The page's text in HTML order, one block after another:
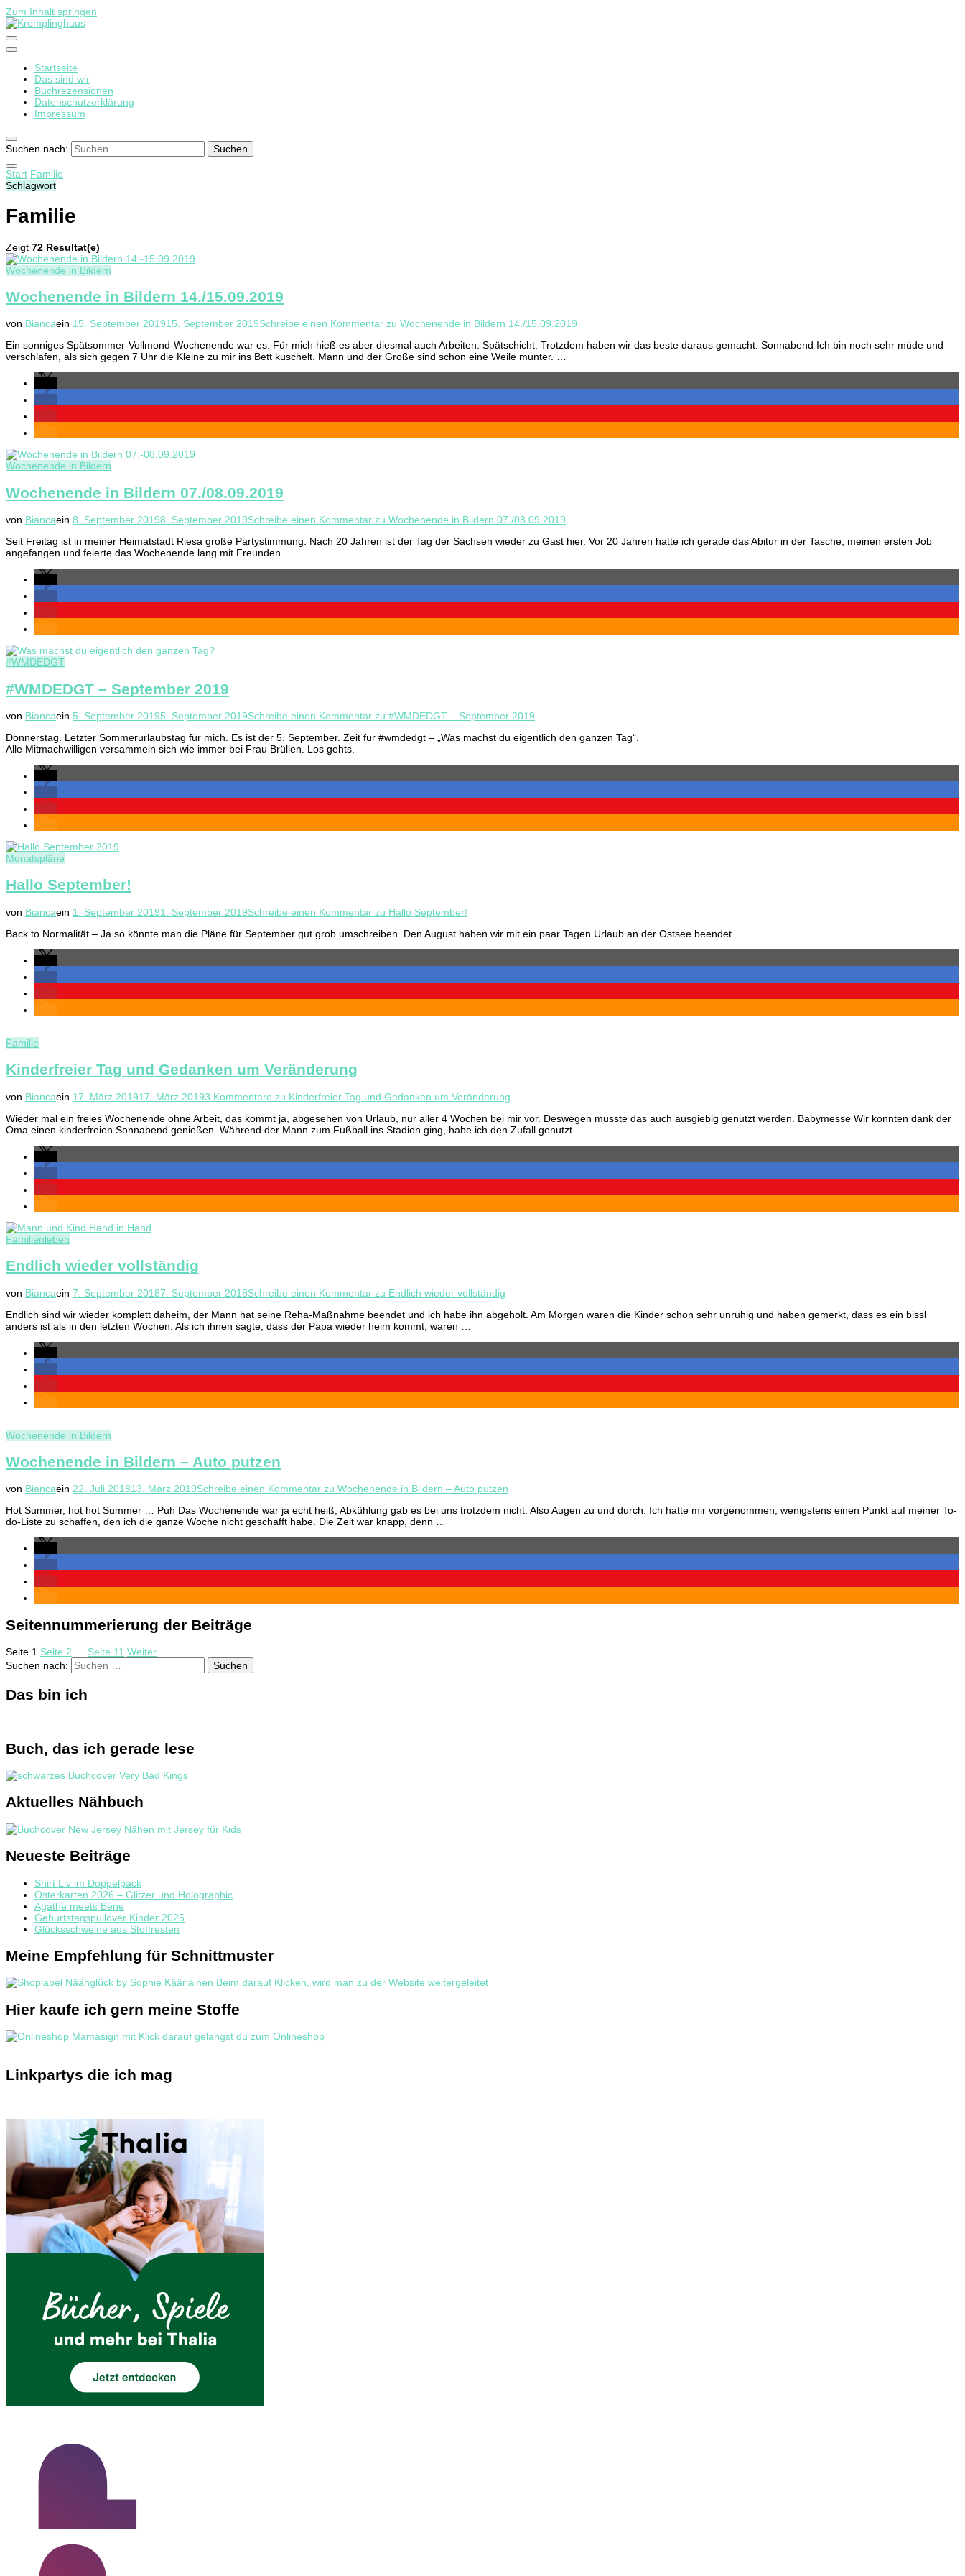
Zum Inhalt springen
Kremplinghaus
Startseite
Das sind wir
Buchrezensionen
Datenschutzerklärung
Impressum
Suchen nach:
Start Familie
Schlagwort
Familie
Zeigt 72 Resultat(e)
Wochenende in Bildern
Wochenende in Bildern 14./15.09.2019
von Biancaein 15. September 201915. September 2019Schreibe einen Kommentar zu Wochenende in Bildern 14./15.09.2019
Ein sonniges Spätsommer-Vollmond-Wochenende war es. Für mich hieß es aber diesmal auch Arbeiten. Spätschicht. Trotzdem haben wir das beste daraus gemacht. Sonnabend Ich bin noch sehr müde und
verschlafen, als sich gegen 7 Uhr die Kleine zu mir ins Bett kuschelt. Mann und der Große sind schon eine Weile munter. …
Wochenende in Bildern
Wochenende in Bildern 07./08.09.2019
von Biancaein 8. September 20198. September 2019Schreibe einen Kommentar zu Wochenende in Bildern 07./08.09.2019
Seit Freitag ist in meiner Heimatstadt Riesa große Partystimmung. Nach 20 Jahren ist der Tag der Sachsen wieder zu Gast hier. Vor 20 Jahren hatte ich gerade das Abitur in der Tasche, meinen ersten Job
angefangen und feierte das Wochenende lang mit Freunden.
#WMDEDGT
#WMDEDGT – September 2019
von Biancaein 5. September 20195. September 2019Schreibe einen Kommentar zu #WMDEDGT – September 2019
Donnerstag. Letzter Sommerurlaubstag für mich. Es ist der 5. September. Zeit für #wmdedgt – „Was machst du eigentlich den ganzen Tag“.
Alle Mitmachwilligen versammeln sich wie immer bei Frau Brüllen. Los gehts.
Monatspläne
Hallo September!
von Biancaein 1. September 20191. September 2019Schreibe einen Kommentar zu Hallo September!
Back to Normalität – Ja so könnte man die Pläne für September gut grob umschreiben. Den August haben wir mit ein paar Tagen Urlaub an der Ostsee beendet.
Familie
Kinderfreier Tag und Gedanken um Veränderung
von Biancaein 17. März 201917. März 20193 Kommentare zu Kinderfreier Tag und Gedanken um Veränderung
Wieder mal ein freies Wochenende ohne Arbeit, das kommt ja, abgesehen von Urlaub, nur aller 4 Wochen bei mir vor. Deswegen musste das auch ausgiebig genutzt werden. Babymesse Wir konnten dank der
Oma einen kinderfreien Sonnabend genießen. Während der Mann zum Fußball ins Stadion ging, habe ich den Zufall genutzt …
Familienleben
Endlich wieder vollständig
von Biancaein 7. September 20187. September 2018Schreibe einen Kommentar zu Endlich wieder vollständig
Endlich sind wir wieder komplett daheim, der Mann hat seine Reha-Maßnahme beendet und ich habe ihn abgeholt. Am Morgen waren die Kinder schon sehr unruhig und haben gemerkt, dass es ein bissl
anders ist als in den letzten Wochen. Als ich ihnen sagte, dass der Papa wieder heim kommt, waren …
Wochenende in Bildern
Wochenende in Bildern – Auto putzen
von Biancaein 22. Juli 201813. März 2019Schreibe einen Kommentar zu Wochenende in Bildern – Auto putzen
Hot Summer, hot hot Summer … Puh Das Wochenende war ja echt heiß, Abkühlung gab es bei uns trotzdem nicht. Also Augen zu und durch. Ich hatte mir vorgenommen, wenigstens einen Punkt auf meiner To-
do-Liste zu schaffen, den ich die ganze Woche nicht geschafft habe. Die Zeit war knapp, denn …
Seitennummerierung der Beiträge
Seite 1 Seite 2 … Seite 11 Weiter
Suchen nach:
Das bin ich
Buch, das ich gerade lese
Aktuelles Nähbuch
Neueste Beiträge
Shirt Liv im Doppelpack
Osterkarten 2026 – Glitzer und Holographic
Agathe meets Bene
Geburtstagspullover Kinder 2025
Glücksschweine aus Stoffresten
Meine Empfehlung für Schnittmuster
Hier kaufe ich gern meine Stoffe
Linkpartys die ich mag